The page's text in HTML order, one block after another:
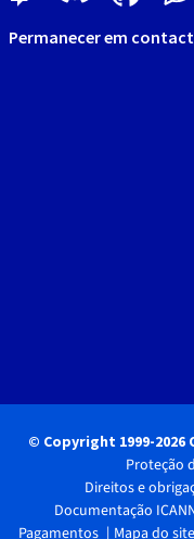
Permanecer em
© Copyright 1999-2026
Proteção
Direitos e
Documentação
Pagamentos
Mapa do site